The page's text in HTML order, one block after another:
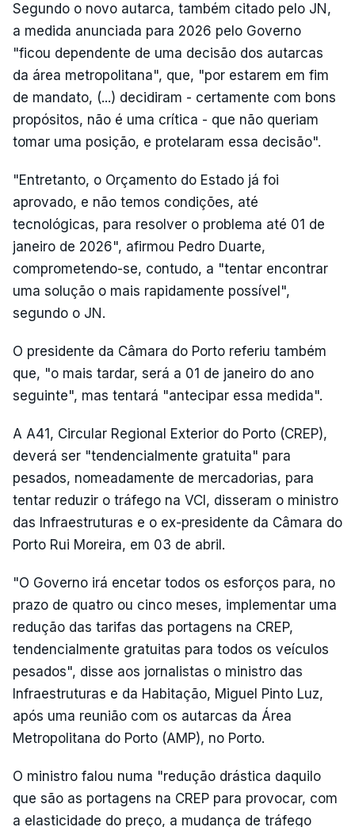
Segundo o novo autarca, também citado pelo JN,
a medida anunciada para 2026 pelo Governo
"ficou dependente de uma decisão dos autarcas
da área metropolitana", que, "por estarem em fim
de mandato, (...) decidiram - certamente com bons
propósitos, não é uma crítica - que não queriam
tomar uma posição, e protelaram essa decisão".
"Entretanto, o Orçamento do Estado já foi
aprovado, e não temos condições, até
tecnológicas, para resolver o problema até 01 de
janeiro de 2026", afirmou Pedro Duarte,
comprometendo-se, contudo, a "tentar encontrar
uma solução o mais rapidamente possível",
segundo o JN.
O presidente da Câmara do Porto referiu também
que, "o mais tardar, será a 01 de janeiro do ano
seguinte", mas tentará "antecipar essa medida".
A A41, Circular Regional Exterior do Porto (CREP),
deverá ser "tendencialmente gratuita" para
pesados, nomeadamente de mercadorias, para
tentar reduzir o tráfego na VCI, disseram o ministro
das Infraestruturas e o ex-presidente da Câmara do
Porto Rui Moreira, em 03 de abril.
"O Governo irá encetar todos os esforços para, no
prazo de quatro ou cinco meses, implementar uma
redução das tarifas das portagens na CREP,
tendencialmente gratuitas para todos os veículos
pesados", disse aos jornalistas o ministro das
Infraestruturas e da Habitação, Miguel Pinto Luz,
após uma reunião com os autarcas da Área
Metropolitana do Porto (AMP), no Porto.
O ministro falou numa "redução drástica daquilo
que são as portagens na CREP para provocar, com
a elasticidade do preço, a mudança de tráfego